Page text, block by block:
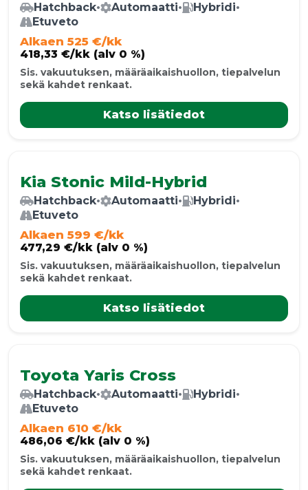
Hatchback• Automaatti• Hybridi•
Etuveto
Alkaen 525 €/kk
418,33 €/kk (alv 0 %)
Sis. vakuutuksen, määräaikaishuollon, tiepalvelun
sekä kahdet renkaat.
Katso lisätiedot
Kia Stonic Mild-Hybrid
Hatchback• Automaatti• Hybridi•
Etuveto
Alkaen 599 €/kk
477,29 €/kk (alv 0 %)
Sis. vakuutuksen, määräaikaishuollon, tiepalvelun
sekä kahdet renkaat.
Katso lisätiedot
Toyota Yaris Cross
Hatchback• Automaatti• Hybridi•
Etuveto
Alkaen 610 €/kk
486,06 €/kk (alv 0 %)
Sis. vakuutuksen, määräaikaishuollon, tiepalvelun
sekä kahdet renkaat.